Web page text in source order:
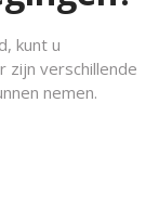
kunt u
zijn verschillende
nemen.